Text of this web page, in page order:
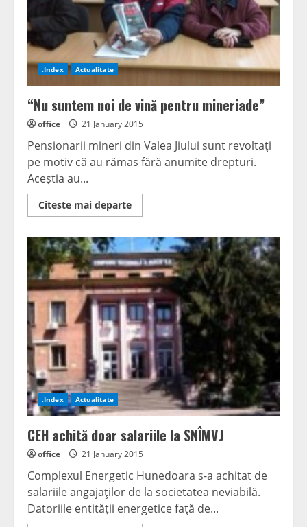
.Index Actualitate
“Nu suntem noi de vină pentru mineriade”
office 21 January 2015
Pensionarii mineri din Valea Jiului sunt revoltaţi
pe motiv că au rămas fără anumite drepturi.
Aceştia au...
Citeste mai departeRead
more
suntem
noi
de
vină
pentru
mineriade”
.Index Actualitate
CEH achită doar salariile la SNÎMVJ
office 21 January 2015
Complexul Energetic Hunedoara s-a achitat de
salariile angajaţilor de la societatea neviabilă.
Datoriile entităţii energetice faţă de...